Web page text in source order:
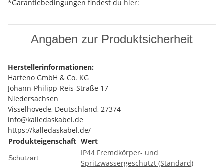
*Garantiebedingungen findest du hier:
Angaben zur Produktsicherheit
Herstellerinformationen:
Harteno GmbH & Co. KG
Johann-Philipp-Reis-Straße 17
Niedersachsen
Visselhövede, Deutschland, 27374
info@kalledaskabel.de
https://kalledaskabel.de/
Produkteigenschaft Wert
Schutzart:
IP44 Fremdkörper- und
Spritzwassergeschützt (Standard)